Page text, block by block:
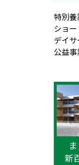
特別
ショ
デイ
公益
新